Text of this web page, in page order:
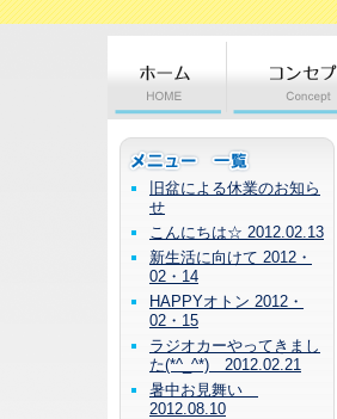
旧盆による休業のお知ら
せ
こんにちは☆ 2012.02.13
新生活に向けて 2012・
02・14
HAPPYオトン 2012・
02・15
ラジオカーやってきまし
た(*^_^*) 2012.02.21
暑中お見舞い
2012.08.10